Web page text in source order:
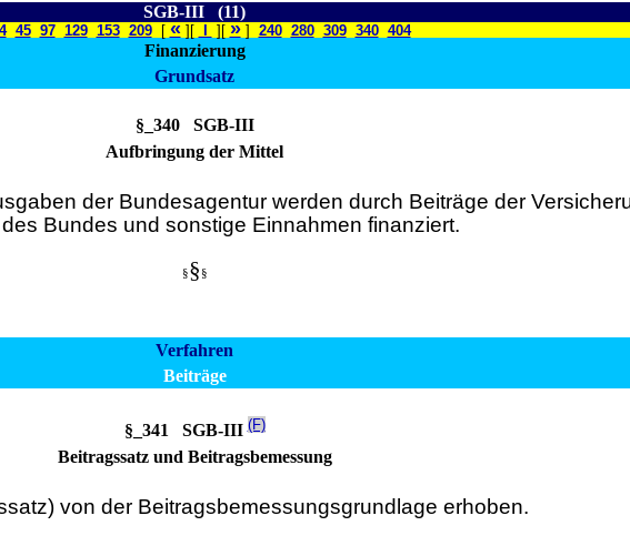
SGB-III (11)
45 97 129 153 209[ « ][ ][ »] 240 280 309 340 404
Finanzierung
Grundsatz
§_340 SGB-III
Aufbringung der Mittel
der Bundesagentur werden durch Beiträge der
Bundes und sonstige Einnahmen finanziert.
§§ §
Verfahren
Beiträge
§_341 SGB-III(F)
Beitragssatz und Beitragsbemessung
von der Beitragsbemessungsgrundlage erhoben.